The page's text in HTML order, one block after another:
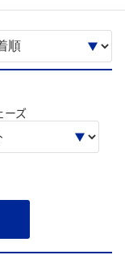
ーズ